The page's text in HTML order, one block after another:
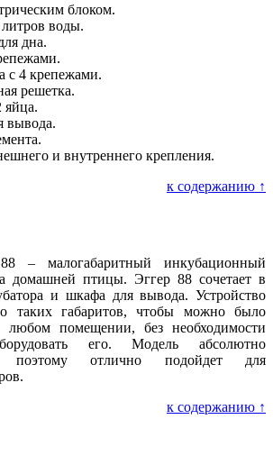
блоком.
воды.
дна.
с 4 крепежами.
решетка.
яйца.
вывода.
и внутреннего крепления.
к содержанию ↑
– малогабаритный инкубационный
домашней птицы. Эггер 88 сочетает в
и шкафа для вывода. Устройство
таких габаритов, чтобы можно было
помещении, без необходимости
его. Модель абсолютно
поэтому отлично подойдет для
к содержанию ↑